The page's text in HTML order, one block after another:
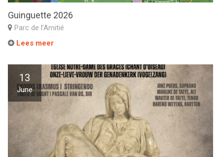
Guinguette 2026
Parc de l’Amitié
Lees meer
13
June